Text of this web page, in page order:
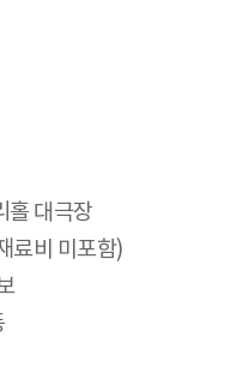
홀 대극장
료비 미포함)